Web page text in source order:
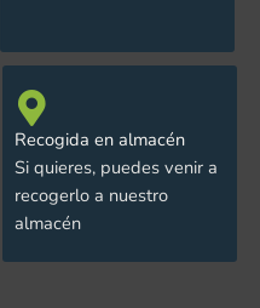
Recogida en almacén
Si quieres, puedes venir a
recogerlo a nuestro
almacén